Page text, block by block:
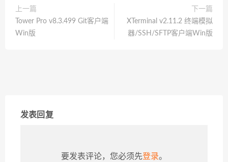
上一篇
Tower Pro v8.3.499 Git客户端
Win版
下一篇
XTerminal v2.11.2 终端模拟
器/SSH/SFTP客户端Win版
发表回复
要发表评论，您必须先登录。